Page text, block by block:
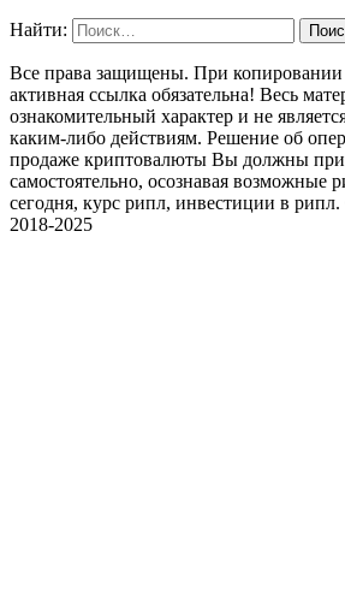
Найти:
Все права защищены. При копировании
активная ссылка обязательна! Весь
ознакомительный характер и не
каким-либо действиям. Решение об
продаже криптовалюты Вы должны
самостоятельно, осознавая возможные
сегодня, курс рипл, инвестиции в
2018-2025